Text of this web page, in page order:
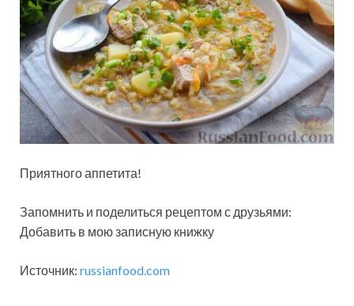
Приятного аппетита!
Запомнить и поделиться рецептом с друзьями:
Добавить в мою записную книжку
Источник: russianfood.com